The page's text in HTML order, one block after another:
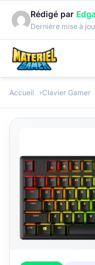
Rédigé par
Dernière mise à
Accueil Clavier Gamer